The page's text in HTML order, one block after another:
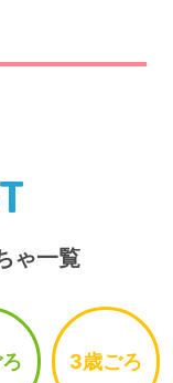
ゃ一覧
3歳ごろ